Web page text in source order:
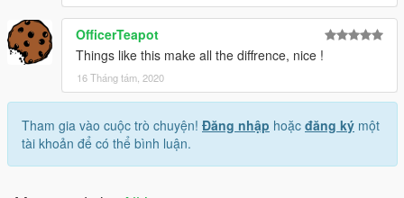
OfficerTeapot
Things like this make all the diffrence, nice !
16 Tháng tám, 2020
Tham gia vào cuộc trò chuyện! Đăng nhập hoặc đăng ký một
tài khoản để có thể bình luận.